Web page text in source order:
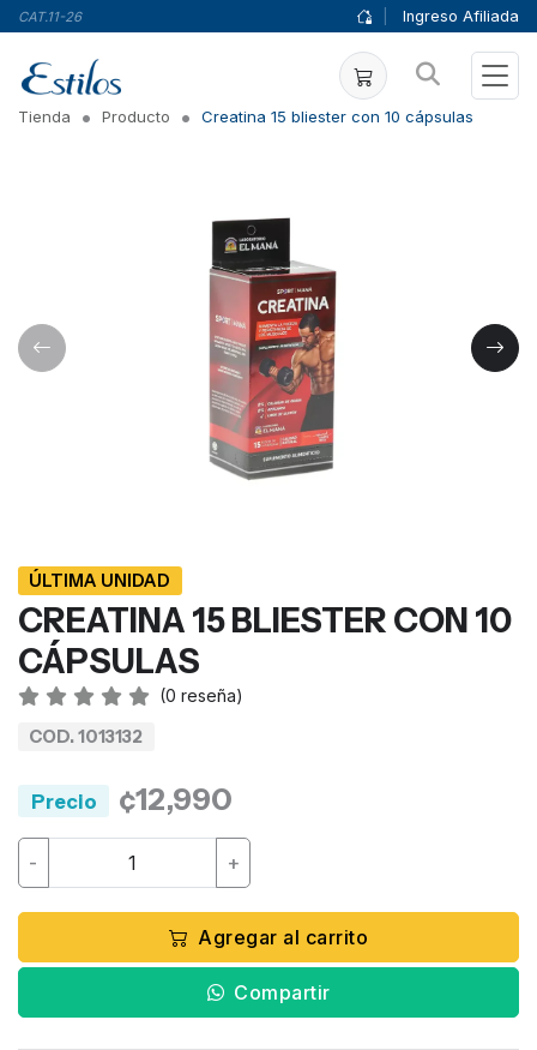
CAT.11-26 Ingreso Afiliada
Tienda Producto Creatina 15 bliester con 10 cápsulas
ÚLTIMA UNIDAD
CREATINA 15 BLIESTER CON 10
CÁPSULAS
(0 reseña)
COD. 1013132
Precio ¢12,990
- +
Agregar al carrito
Compartir